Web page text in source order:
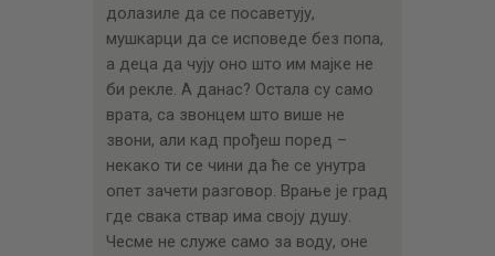
долазиле да се посаветују,
мушкарци да се исповеде без попа,
а деца да чују оно што им мајке не
би рекле. А данас? Остала су само
врата, са звонцем што више не
звони, али кад прођеш поред –
некако ти се чини да ће се унутра
опет зачети разговор. Врање је град
где свака ствар има своју душу.
Чесме не служе само за воду, оне